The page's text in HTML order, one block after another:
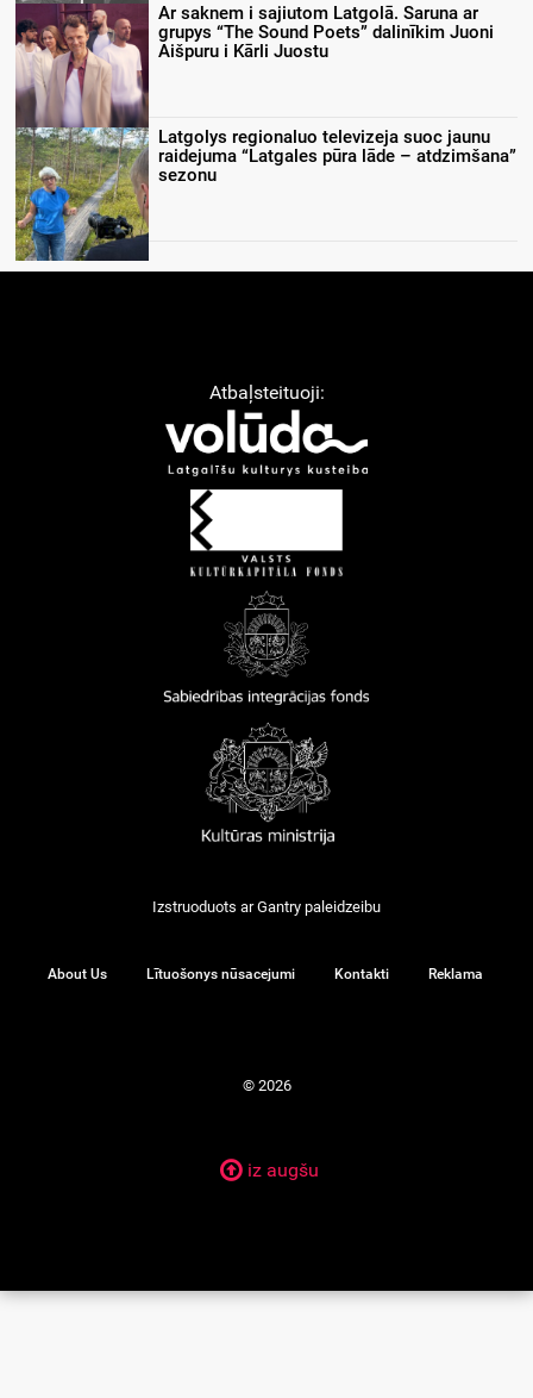
Ar saknem i sajiutom Latgolā. Saruna ar
grupys “The Sound Poets” dalinīkim Juoni
Aišpuru i Kārli Juostu
Latgolys regionaluo televizeja suoc jaunu
raidejuma “Latgales pūra lāde – atdzimšana”
sezonu
Atbaļsteituoji:
Izstruoduots arGantry paleidzeibu
About Us Lītuošonys nūsacejumi Kontakti Reklama
© 2026
iz augšu